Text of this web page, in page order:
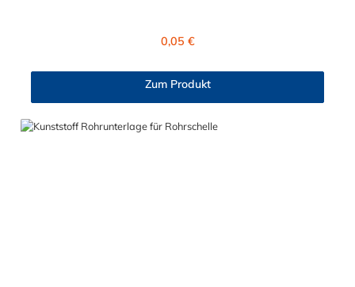
Regulärer Preis:
0,05 €
Zum Produkt